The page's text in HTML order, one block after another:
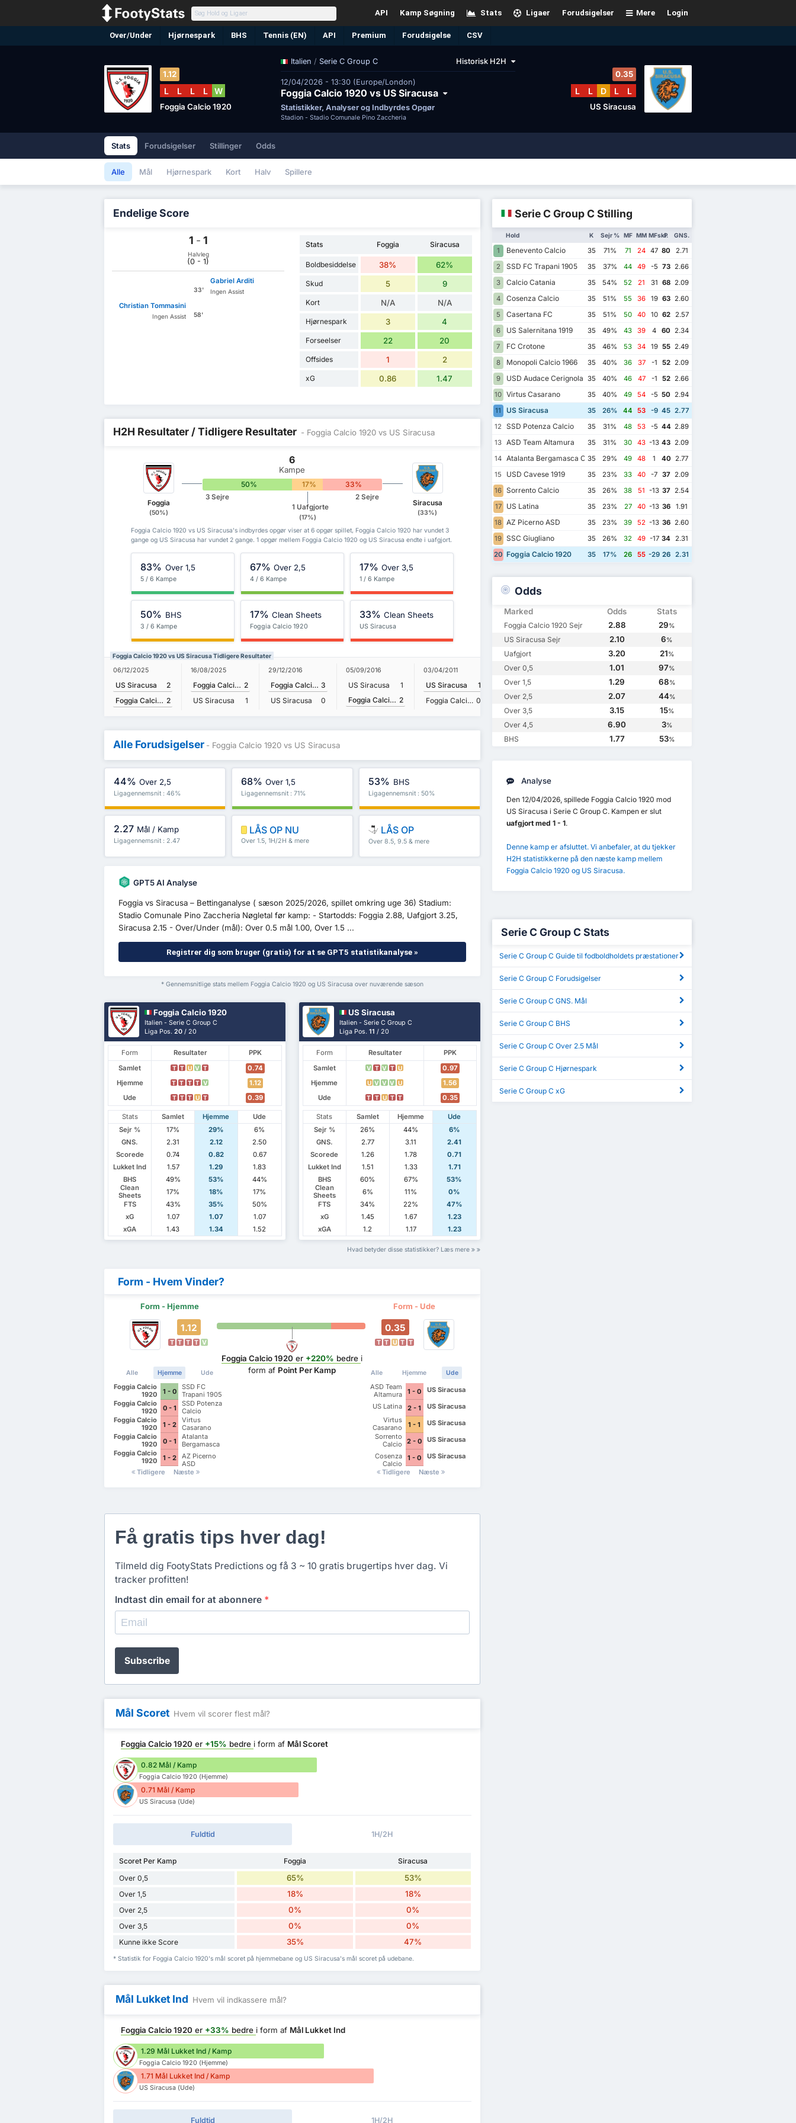
Login
Mere
Forudsigelser
Ligaer
Stats
Kamp Søgning
API
Over/Under Hjørnespark BHS Tennis (EN) API Premium Forudsigelse CSV
Italien / Serie C Group C Historisk H2H
12/04/2026 - 13:30 (Europe/London)
Foggia Calcio 1920 vs US Siracusa
Statistikker, Analyser og Indbyrdes Opgør
Stadion - Stadio Comunale Pino Zaccheria
1.12
L L L L W
Foggia Calcio 1920
0.35
L L D L L
US Siracusa
Stats Forudsigelser Stillinger Odds
Alle Mål Hjørnespark Kort Halv Spillere
Endelige Score
1 - 1
Halvleg
(0 - 1)
33'
Gabriel Arditi
Ingen Assist
Christian Tommasini
Ingen Assist 58'
Stats Foggia Siracusa
Boldbesiddelse 38% 62%
Skud 5 9
Kort N/A N/A
Hjørnespark 3 4
Forseelser 22 20
Offsides 1 2
xG 0.86 1.47
H2H Resultater / Tidligere Resultater - Foggia Calcio 1920 vs US Siracusa
Foggia
(50%)
6
Kampe
50% 17% 33%
3 Sejre
1 Uafgjorte
(17%)
2 Sejre
Siracusa
(33%)
Foggia Calcio 1920 vs US Siracusa's indbyrdes opgør viser at 6 opgør spillet, Foggia Calcio 1920 har vundet 3
gange og US Siracusa har vundet 2 gange. 1 opgør mellem Foggia Calcio 1920 og US Siracusa endte i uafgjort.
83% Over 1,5
5 / 6 Kampe
67% Over 2,5
4 / 6 Kampe
17% Over 3,5
1 / 6 Kampe
50% BHS
3 / 6 Kampe
17% Clean Sheets
Foggia Calcio 1920
33% Clean Sheets
US Siracusa
Foggia Calcio 1920 vs US Siracusa Tidligere Resultater
06/12/2025
US Siracusa
2
Foggia Calcio 1920 2
16/08/2025
Foggia Calcio 1920 2
US Siracusa
1
29/12/2016
Foggia Calcio 1920 3
US Siracusa
0
05/09/2016
US Siracusa
1
Foggia Calcio 1920 2
03/04/2011
US Siracusa
1
Foggia Calcio 1920 0
31/10/2010
US Siracusa
Alle Forudsigelser - Foggia Calcio 1920 vs US Siracusa
44% Over 2,5
Ligagennemsnit : 46%
68% Over 1,5
Ligagennemsnit : 71%
53% BHS
Ligagennemsnit : 50%
2.27 Mål / Kamp
Ligagennemsnit : 2.47
LÅS OP NU
Over 1.5, 1H/2H & mere
LÅS OP
Over 8.5, 9.5 & mere
GPT5 AI Analyse
Foggia vs Siracusa – Bettinganalyse ( sæson 2025/2026, spillet omkring uge 36) Stadium:
Stadio Comunale Pino Zaccheria Nøgletal før kamp: - Startodds: Foggia 2.88, Uafgjort 3.25,
Siracusa 2.15 - Over/Under (mål): Over 0.5 mål 1.00, Over 1.5 ...
Registrer dig som bruger (gratis) for at se GPT5 statistikanalyse »
* Gennemsnitlige stats mellem Foggia Calcio 1920 og US Siracusa over nuværende sæson
Foggia Calcio 1920
Italien - Serie C Group C
Liga Pos.20 / 20
Form Resultater
PPK
Samlet
T T U V T
0.74
Hjemme
T T T T V
1.12
Ude
T T T U T 0.39
Stats Samlet Hjemme
Ude
Sejr %
17% 29%
6%
GNS.
2.31 2.12
2.50
Scorede
0.74 0.82
0.67
Lukket Ind
1.57 1.29
1.83
BHS
49% 53%
44%
Clean
Sheets
17% 18%
17%
FTS
43% 35%
50%
xG
1.07 1.07
1.07
xGA
1.43 1.34 1.52
US Siracusa
Italien - Serie C Group C
Liga Pos.11 / 20
Form Resultater
PPK
Samlet
V T V T U
0.97
Hjemme
U V V V U
1.56
Ude
T T U T T 0.35
Stats Samlet Hjemme
Ude
Sejr %
26% 44%
6%
GNS.
2.77 3.11
2.41
Scorede
1.26 1.78
0.71
Lukket Ind
1.51 1.33
1.71
BHS
60% 67%
53%
Clean
Sheets
6% 11%
0%
FTS
34% 22%
47%
xG
1.45 1.67
1.23
xGA
1.2 1.17 1.23
Hvad betyder disse statistikker? Læs mere
Form - Hvem Vinder?
Form - Hjemme Form - Ude
1.12
T T T T V
Alle Hjemme Ude
Foggia Calcio
1920
1 - 0
SSD FC
Trapani 1905
Foggia Calcio
1920
0 - 1
SSD Potenza
Calcio
Foggia Calcio
1920
1 - 2
Virtus
Casarano
Foggia Calcio
1920
0 - 1
Atalanta
Bergamasca
Calcio U23
Foggia Calcio
1920
1 - 2
AZ Picerno
ASD
Tidligere
Næste
Foggia Calcio 1920 er +220% bedre i
form af Point Per Kamp
0.35
T T U T T
Alle Hjemme Ude
ASD Team
Altamura
1 - 0
US Siracusa
US Latina
2 - 1
US Siracusa
Virtus
Casarano
1 - 1
US Siracusa
Sorrento
Calcio
2 - 0
US Siracusa
Cosenza
Calcio
1 - 0
US Siracusa
Tidligere
Næste
Få gratis tips hver dag!
Tilmeld dig FootyStats Predictions og få 3 ~ 10 gratis brugertips hver dag. Vi
tracker profitten!
Indtast din email for at abonnere *
Subscribe
Mål Scoret Hvem vil scorer flest mål?
Foggia Calcio 1920 er +15% bedre i form af Mål Scoret
0.82 Mål / Kamp
Foggia Calcio 1920 (Hjemme)
0.71 Mål / Kamp
US Siracusa (Ude)
Fuldtid 1H/2H
Scoret Per Kamp Foggia
Siracusa
Over 0,5
65% 53%
Over 1,5 18% 18%
Over 2,5 0% 0%
Over 3,5 0% 0%
Kunne ikke Score 35% 47%
* Statistik for Foggia Calcio 1920's mål scoret på hjemmebane og US Siracusa's mål scoret på udebane.
Mål Lukket Ind Hvem vil indkassere mål?
Foggia Calcio 1920 er +33% bedre i form af Mål Lukket Ind
1.29 Mål Lukket Ind / Kamp
Foggia Calcio 1920 (Hjemme)
1.71 Mål Lukket Ind / Kamp
US Siracusa (Ude)
Fuldtid 1H/2H
Serie C Group C Stilling
Hold K Sejr % MF MM MFskl.
P GNS.
1 Benevento Calcio 35 71% 71 24 47 80
2.71
2
SSD FC Trapani 1905 35 37% 44 49 -5 73 2.66
3
Calcio Catania 35 54% 52 21 31 68 2.09
4
Cosenza Calcio 35 51% 55 36 19 63 2.60
5
Casertana FC 35 51% 50 40 10 62 2.57
6
US Salernitana 1919 35 49% 43 39 4 60 2.34
7
FC Crotone 35 46% 53 34 19 55 2.49
8
Monopoli Calcio 1966 35 40% 36 37 -1 52 2.09
9
USD Audace Cerignola 35 40% 46 47 -1 52 2.66
10 Virtus Casarano 35 40% 49 54 -5 50 2.94
11
US Siracusa 35 26% 44 53 -9 45 2.77
12
SSD Potenza Calcio 35 31% 48 53 -5 44 2.89
13 ASD Team Altamura 35 31% 30 43 -13 43 2.09
14 Atalanta Bergamasca Calcio U23
35 29% 49 48 1 40 2.77
15
USD Cavese 1919 35 23% 33 40 -7 37 2.09
16 Sorrento Calcio 35 26% 38 51 -13 37 2.54
17
US Latina 35 23% 27 40 -13 36
1.91
18 AZ Picerno ASD 35 23% 39 52 -13 36 2.60
19 SSC Giugliano 35 26% 32 49 -17 34 2.31
20 Foggia Calcio 1920 35 17% 26 55 -29 26 2.31
Odds
Marked Odds Stats
Foggia Calcio 1920 Sejr 2.88 29%
US Siracusa Sejr 2.10 6%
Uafgjort 3.20 21%
Over 0,5 1.01 97%
Over 1,5 1.29 68%
Over 2,5 2.07 44%
Over 3,5 3.15 15%
Over 4,5 6.90 3%
BHS 1.77 53%
Analyse
Den 12/04/2026, spillede Foggia Calcio 1920 mod
US Siracusa i Serie C Group C. Kampen er slut
uafgjort med 1 - 1.
Denne kamp er afsluttet. Vi anbefaler, at du tjekker
H2H statistikkerne på den næste kamp mellem
Foggia Calcio 1920 og US Siracusa.
Serie C Group C Stats
Serie C Group C Guide til fodboldholdets præstationer
Serie C Group C Forudsigelser
Serie C Group C GNS. Mål
Serie C Group C BHS
Serie C Group C Over 2.5 Mål
Serie C Group C Hjørnespark
Serie C Group C xG